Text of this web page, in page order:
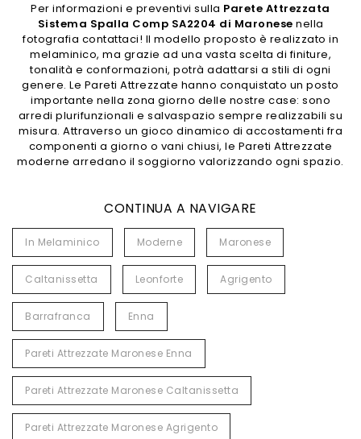
Per informazioni e preventivi sulla Parete Attrezzata
Sistema Spalla Comp SA2204 di Maronese nella
fotografia contattaci! Il modello proposto è realizzato in
melaminico, ma grazie ad una vasta scelta di finiture,
tonalità e conformazioni, potrà adattarsi a stili di ogni
genere. Le Pareti Attrezzate hanno conquistato un posto
importante nella zona giorno delle nostre case: sono
arredi plurifunzionali e salvaspazio sempre realizzabili su
misura. Attraverso un gioco dinamico di accostamenti fra
componenti a giorno o vani chiusi, le Pareti Attrezzate
moderne arredano il soggiorno valorizzando ogni spazio.
CONTINUA A NAVIGARE
In Melaminico Moderne Maronese
Caltanissetta Leonforte Agrigento
Barrafranca Enna
Pareti Attrezzate Maronese Enna
Pareti Attrezzate Maronese Caltanissetta
Pareti Attrezzate Maronese Agrigento